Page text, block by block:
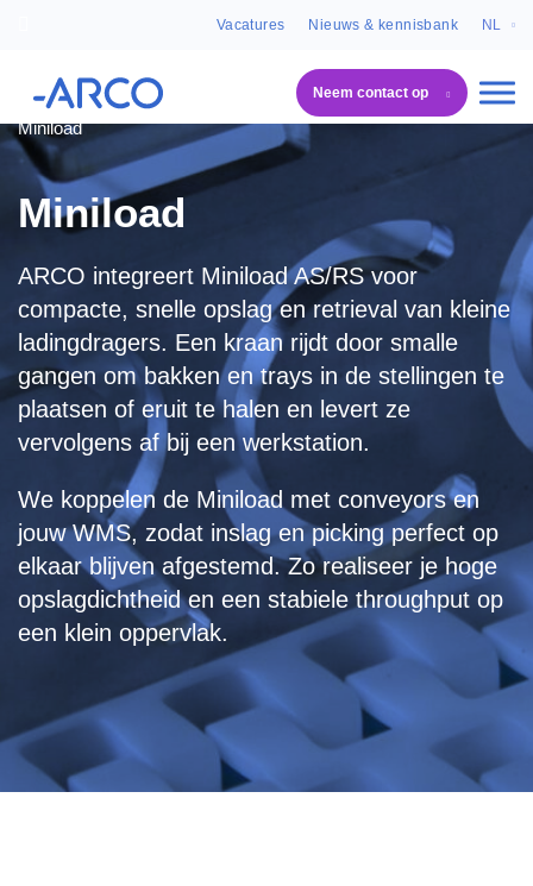
Vacatures Nieuws & kennisbank NL
Neem contact op
ARCO Systeemoplossingen
Opslagsystemen
Miniload
Miniload
ARCO integreert Miniload AS/RS voor
compacte, snelle opslag en retrieval van kleine
ladingdragers. Een kraan rijdt door smalle
gangen om bakken en trays in de stellingen te
plaatsen of eruit te halen en levert ze
vervolgens af bij een werkstation.
We koppelen de Miniload met conveyors en
jouw WMS, zodat inslag en picking perfect op
elkaar blijven afgestemd. Zo realiseer je hoge
opslagdichtheid en een stabiele throughput op
een klein oppervlak.